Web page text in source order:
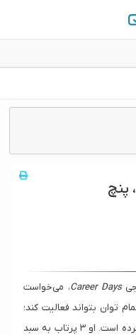
پنچ
Career Days، می‌خواست
توان بتواند فعالیت کند؛
برای اینکار بازیِ یک، سه، پنج را انتخاب کرده است. او ۳ پرتاب به سبد